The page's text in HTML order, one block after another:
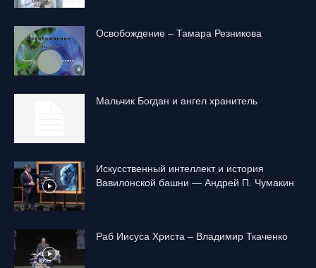
Освобождение – Тамара Резникова
Mальчик Богдан и ангел хранитель
Искусственный интеллект и история
Вавилонской башни — Андрей П. Чумакин
Раб Иисуса Христа – Владимир Ткаченко